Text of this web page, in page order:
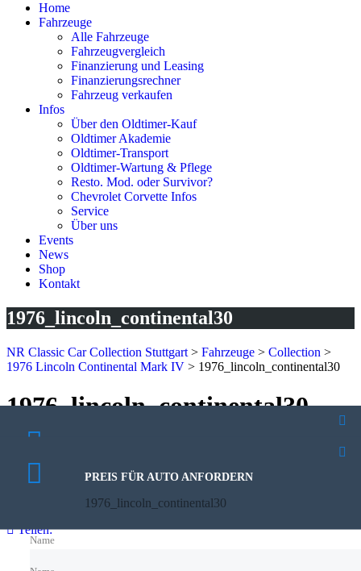
Home
Fahrzeuge
Alle Fahrzeuge
Fahrzeugvergleich
Finanzierung und Leasing
Finanzierungsrechner
Fahrzeug verkaufen
Infos
Über den Oldtimer-Kauf
Oldtimer Akademie
Oldtimer-Transport
Oldtimer-Wartung & Pflege
Resto. Mod. oder Survivor?
Chevrolet Corvette Infos
Service
Über uns
Events
News
Shop
Kontakt
1976_lincoln_continental30
NR Classic Car Collection Stuttgart > Fahrzeuge > Collection >
1976 Lincoln Continental Mark IV > 1976_lincoln_continental30
1976_lincoln_continental30
Veröffentlicht von:
Keine Kommentare
Teilen:
1976_lincoln_continental30
Name
PREIS FÜR AUTO ANFORDERN
1976_lincoln_continental30